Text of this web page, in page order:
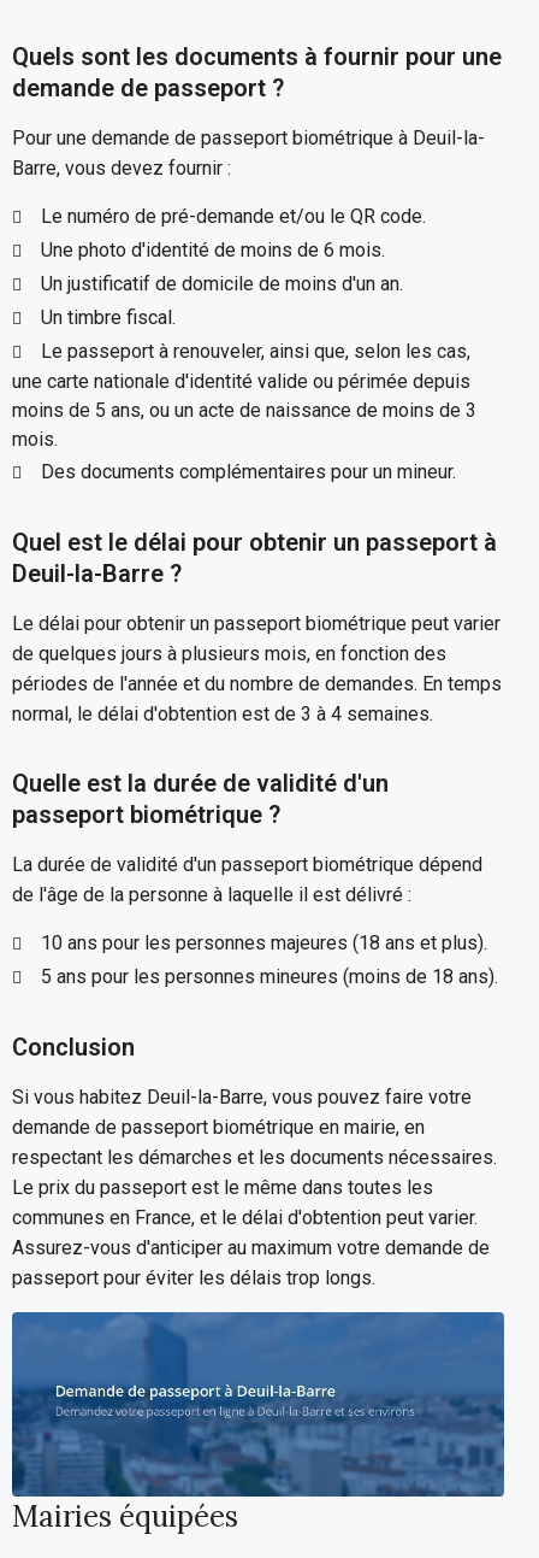
Quels sont les documents à fournir pour une
demande de passeport ?
Pour une demande de passeport biométrique à Deuil-la-
Barre, vous devez fournir :
Le numéro de pré-demande et/ou le QR code.
Une photo d'identité de moins de 6 mois.
Un justificatif de domicile de moins d'un an.
Un timbre fiscal.
Le passeport à renouveler, ainsi que, selon les cas,
une carte nationale d'identité valide ou périmée depuis
moins de 5 ans, ou un acte de naissance de moins de 3
mois.
Des documents complémentaires pour un mineur.
Quel est le délai pour obtenir un passeport à
Deuil-la-Barre ?
Le délai pour obtenir un passeport biométrique peut varier
de quelques jours à plusieurs mois, en fonction des
périodes de l'année et du nombre de demandes. En temps
normal, le délai d'obtention est de 3 à 4 semaines.
Quelle est la durée de validité d'un
passeport biométrique ?
La durée de validité d'un passeport biométrique dépend
de l'âge de la personne à laquelle il est délivré :
10 ans pour les personnes majeures (18 ans et plus).
5 ans pour les personnes mineures (moins de 18 ans).
Conclusion
Si vous habitez Deuil-la-Barre, vous pouvez faire votre
demande de passeport biométrique en mairie, en
respectant les démarches et les documents nécessaires.
Le prix du passeport est le même dans toutes les
communes en France, et le délai d'obtention peut varier.
Assurez-vous d'anticiper au maximum votre demande de
passeport pour éviter les délais trop longs.
Mairies équipées